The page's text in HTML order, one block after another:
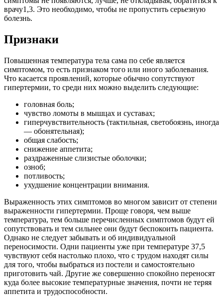
врачу1,3. Это необходимо, чтобы не пропустить серьезную
болезнь.
Признаки
Повышенная температура тела сама по себе является
симптомом, то есть признаком того или иного заболевания.
Что касается проявлений, которые обычно сопутствуют
гипертермии, то среди них можно выделить следующие:
головная боль;
чувство ломоты в мышцах и суставах;
гиперчувствительность (тактильная, светобоязнь, иногда
— обонятельная);
общая слабость;
снижение аппетита;
раздраженные слизистые оболочки;
озноб;
потливость;
ухудшение концентрации внимания.
Выраженность этих симптомов во многом зависит от степени
выраженности гипертермии. Проще говоря, чем выше
температура, тем больше перечисленных симптомов будут ей
сопутствовать и тем сильнее они будут беспокоить пациента.
Однако не следует забывать и об индивидуальной
переносимости. Одни пациенты уже при температуре 37,5
чувствуют себя настолько плохо, что с трудом находят силы
для того, чтобы выбраться из постели и самостоятельно
приготовить чай. Другие же совершенно спокойно переносят
куда более высокие температурные значения, почти не теряя
аппетита и трудоспособности.